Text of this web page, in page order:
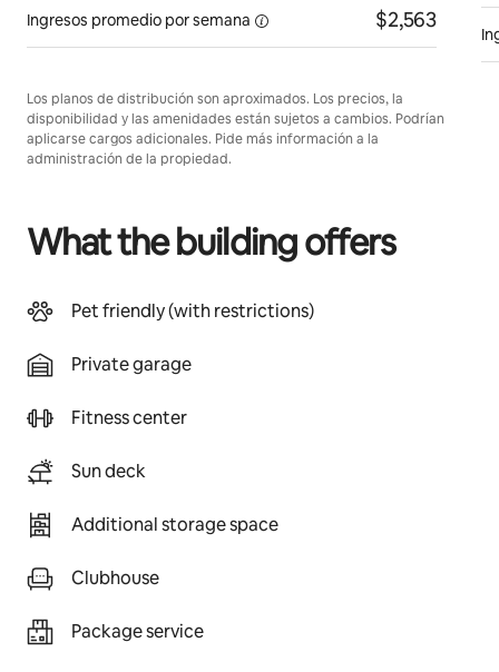
Ingresos promedio porsemana $2,563
Los planos de distribución son aproximados. Los precios, la
disponibilidad y las amenidades están sujetos a cambios. Podrían
aplicarse cargos adicionales. Pide más información a la
administración de la propiedad.
What the building offers
Pet friendly (with restrictions)
Private garage
Fitness center
Sun deck
Additional storage space
Clubhouse
Package service